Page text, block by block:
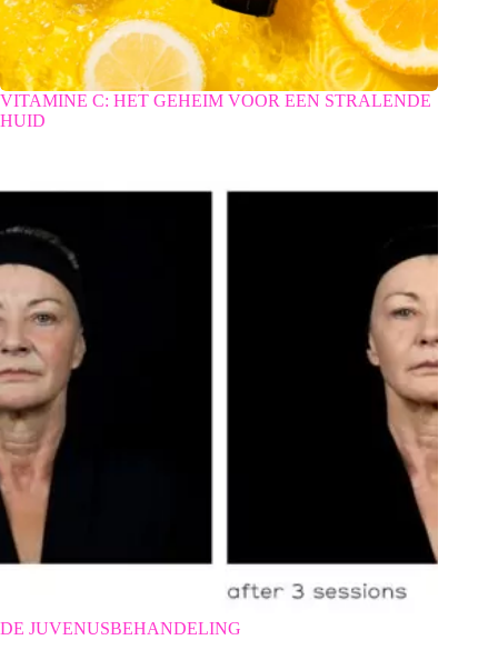
VITAMINE C: HET GEHEIM VOOR EEN STRALENDE
HUID
DE JUVENUSBEHANDELING